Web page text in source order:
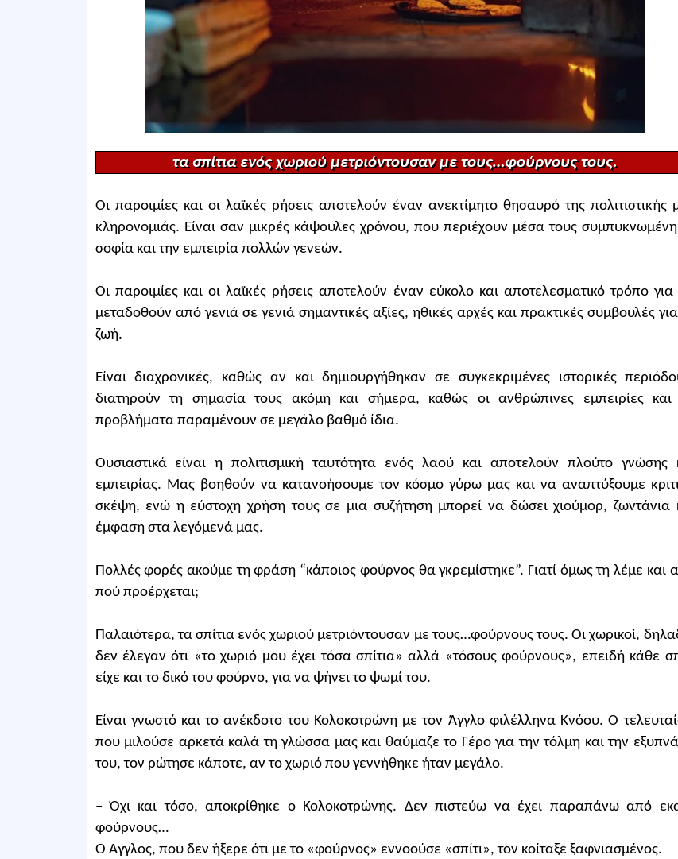
τα σπίτια ενός χωριού μετριόντουσαν με τους…φούρνους τους.
Οι παροιμίες και οι λαϊκές ρήσεις αποτελούν έναν ανεκτίμητο θησαυρό της πολιτιστικής
κληρονομιάς. Είναι σαν μικρές κάψουλες χρόνου, που περιέχουν μέσα τους
σοφία και την εμπειρία πολλών γενεών.
Οι παροιμίες και οι λαϊκές ρήσεις αποτελούν έναν εύκολο και αποτελεσματικό τρόπο
μεταδοθούν από γενιά σε γενιά σημαντικές αξίες, ηθικές αρχές και πρακτικές συμβουλές
ζωή.
Είναι διαχρονικές, καθώς αν και δημιουργήθηκαν σε συγκεκριμένες ιστορικές
διατηρούν τη σημασία τους ακόμη και σήμερα, καθώς οι ανθρώπινες εμπειρίες και
προβλήματα παραμένουν σε μεγάλο βαθμό ίδια.
Ουσιαστικά είναι η πολιτισμική ταυτότητα ενός λαού και αποτελούν πλούτο γνώσης
εμπειρίας. Μας βοηθούν να κατανοήσουμε τον κόσμο γύρω μας και να αναπτύξουμε
σκέψη, ενώ η εύστοχη χρήση τους σε μια συζήτηση μπορεί να δώσει χιούμορ, ζωντάνια
έμφαση στα λεγόμενά μας.
Πολλές φορές ακούμε τη φράση “κάποιος φούρνος θα γκρεμίστηκε”. Γιατί όμως τη λέμε και
πού προέρχεται;
Παλαιότερα, τα σπίτια ενός χωριού μετριόντουσαν με τους…φούρνους τους. Οι χωρικοί,
δεν έλεγαν ότι «το χωριό μου έχει τόσα σπίτια» αλλά «τόσους φούρνους», επειδή κάθε
είχε και το δικό του φούρνο, για να ψήνει το ψωμί του.
Είναι γνωστό και το ανέκδοτο του Κολοκοτρώνη με τον Άγγλο φιλέλληνα Κνόου. Ο
που μιλούσε αρκετά καλά τη γλώσσα μας και θαύμαζε το Γέρο για την τόλμη και την
του, τον ρώτησε κάποτε, αν το χωριό που γεννήθηκε ήταν μεγάλο.
– Όχι και τόσο, αποκρίθηκε ο Κολοκοτρώνης. Δεν πιστεύω να έχει παραπάνω από
φούρνους…
Ο Άγγλος, που δεν ήξερε ότι με το «φούρνος» εννοούσε «σπίτι», τον κοίταξε ξαφνιασμένος.